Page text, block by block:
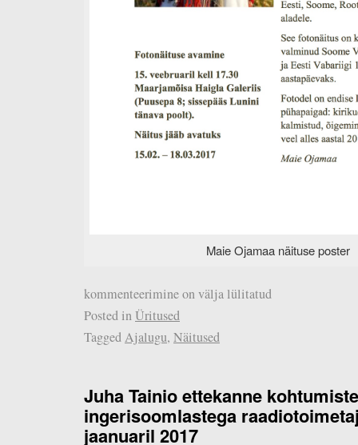
Maie Ojamaa näituse poster
kommenteerimine on välja lülitatud
Posted inÜritused
TaggedAjalugu, Näitused
Juha Tainio ettekanne
ingerisoomlastega
jaanuaril 2017